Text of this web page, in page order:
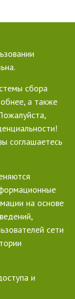
сбора
а также
соглашаетесь
на основе
сети
и